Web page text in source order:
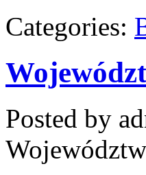
Categories:
Posted by